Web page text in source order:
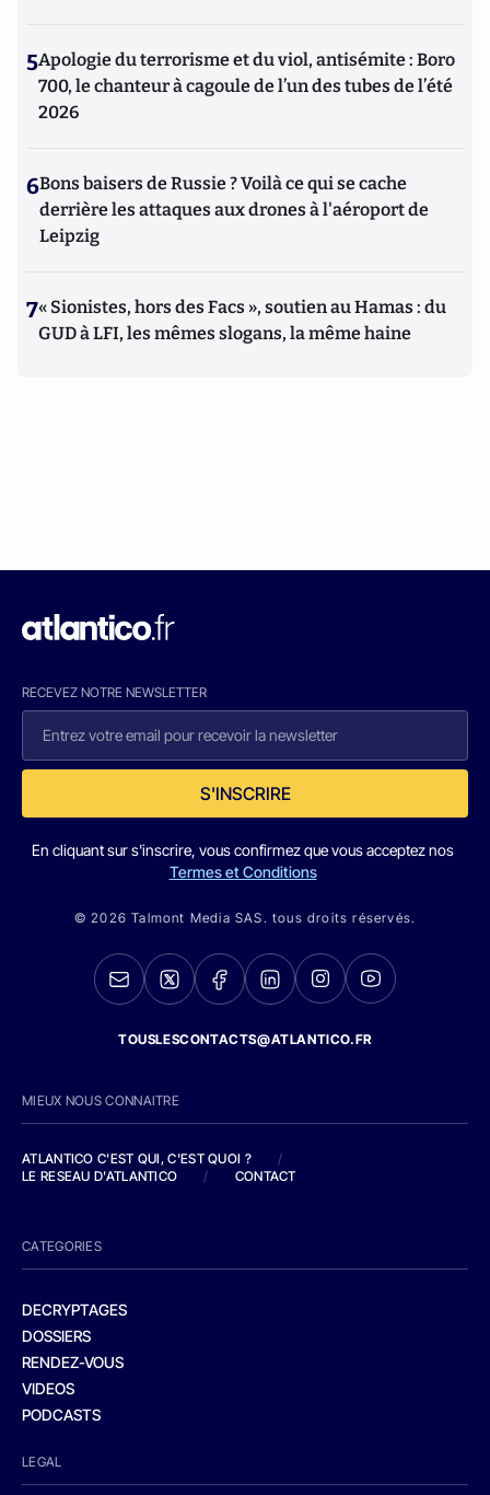
5Apologie du terrorisme et du viol, antisémite : Boro
700, le chanteur à cagoule de l’un des tubes de l’été
2026
6Bons baisers de Russie ? Voilà ce qui se cache
derrière les attaques aux drones à l'aéroport de
Leipzig
7« Sionistes, hors des Facs », soutien au Hamas : du
GUD à LFI, les mêmes slogans, la même haine
RECEVEZ NOTRE NEWSLETTER
S'INSCRIRE
En cliquant sur s'inscrire, vous confirmez que vous acceptez nos
Termes et Conditions
© 2026 Talmont Media SAS. tous droits réservés.
TOUSLESCONTACTS@ATLANTICO.FR
MIEUX NOUS CONNAITRE
ATLANTICO C'EST QUI, C'EST QUOI ?
/
LE RESEAU D'ATLANTICO
/ CONTACT
CATEGORIES
DECRYPTAGES
DOSSIERS
RENDEZ-VOUS
VIDEOS
PODCASTS
LEGAL